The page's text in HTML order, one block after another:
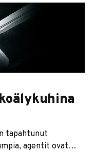
tapahtunut
agentit ovat